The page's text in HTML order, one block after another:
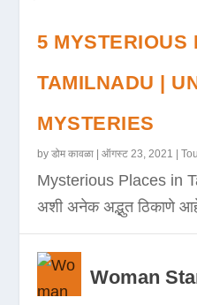
5 MYSTERIOUS
TAMILNADU |
MYSTERIES
byडोम कावळा |ऑगस्ट 23, 2021 |
Mysterious Places in
अशी अनेक अद्भुत ठिकाणे
Woman